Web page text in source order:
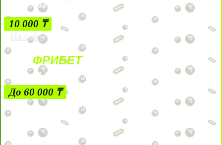
БЕЗ УСЛОВИЙ
10 000 ₸
На сайт
ФРИБЕТ
ЗА ДЕПОЗИТЫ
До 60 000 ₸